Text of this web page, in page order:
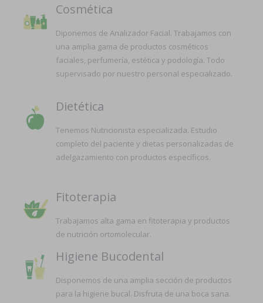
Cosmética
Diponemos de Analizador Facial. Trabajamos con
una amplia gama de productos cosméticos
faciales, perfumería, estética y podología. Todo
supervisado por nuestro personal especializado.
Dietética
Tenemos Nutricionista especializada. Estudio
completo del paciente y dietas personalizadas de
adelgazamiento con productos específicos.
Fitoterapia
Trabajamos alta gama en fitoterapia y productos
de nutrición ortomolecular.
Higiene Bucodental
Disponemos de una amplia sección de productos
para la higiene bucal. Disfruta de una boca sana.